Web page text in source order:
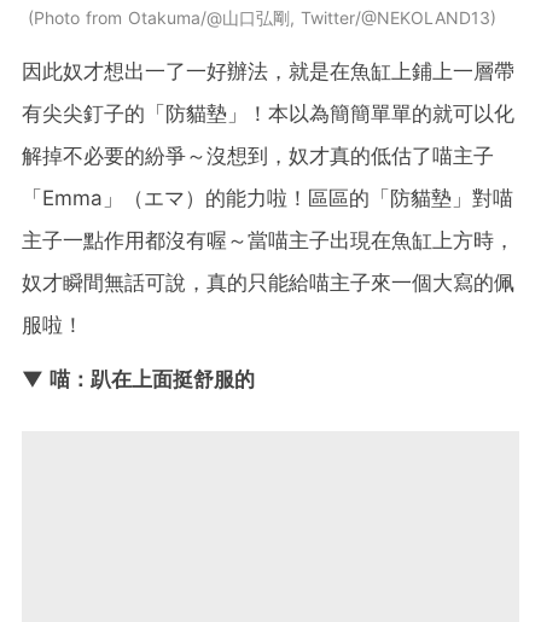
Photo from Otakuma/@山口弘剛, Twitter/@NEKOLAND13
因此奴才想出一了一好辦法，就是在魚缸上鋪上一層帶
有尖尖釘子的「防貓墊」！本以為簡簡單單的就可以化
解掉不必要的紛爭～沒想到，奴才真的低估了喵主子
「Emma」（エマ）的能力啦！區區的「防貓墊」對喵
主子一點作用都沒有喔～當喵主子出現在魚缸上方時，
奴才瞬間無話可說，真的只能給喵主子來一個大寫的佩
服啦！
▼ 喵：趴在上面挺舒服的